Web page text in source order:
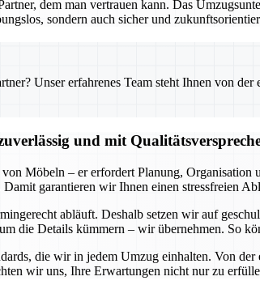
dem man vertrauen kann. Das
sondern auch sicher und
Unser erfahrenes Team steht Ihnen von
und mit
Möbeln – er erfordert Planung,
garantieren wir Ihnen einen stressfreien
abläuft. Deshalb setzen wir auf
die Details kümmern – wir übernehmen. So
die wir in jedem Umzug einhalten. Von
wir uns, Ihre Erwartungen nicht nur zu